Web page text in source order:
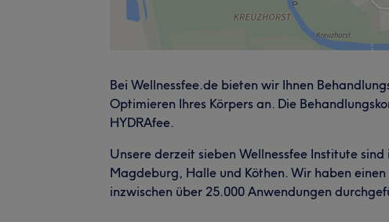
Bei Wellnessfee.de bieten wir Ihnen
Optimieren Ihres Körpers an. Die
HYDRAfee.
Unsere derzeit sieben Wellnessfee Institute
Magdeburg, Halle und Köthen. Wir haben
inzwischen über 25.000 Anwendungen